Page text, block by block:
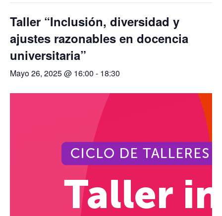
Taller “Inclusión, diversidad y
ajustes razonables en docencia
universitaria”
Mayo 26, 2025 @ 16:00 - 18:30